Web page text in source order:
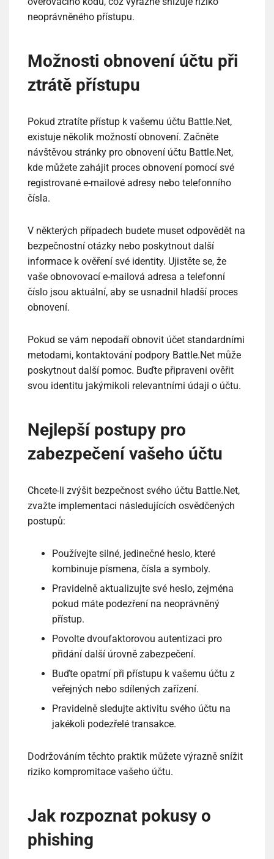
neoprávněného přístupu.
Možnosti obnovení účtu při
ztrátě přístupu
Pokud ztratíte přístup k vašemu účtu Battle.Net,
existuje několik možností obnovení. Začněte
návštěvou stránky pro obnovení účtu Battle.Net,
kde můžete zahájit proces obnovení pomocí své
registrované e-mailové adresy nebo telefonního
čísla.
V některých případech budete muset odpovědět na
bezpečnostní otázky nebo poskytnout další
informace k ověření své identity. Ujistěte se, že
vaše obnovovací e-mailová adresa a telefonní
číslo jsou aktuální, aby se usnadnil hladší proces
obnovení.
Pokud se vám nepodaří obnovit účet standardními
metodami, kontaktování podpory Battle.Net může
poskytnout další pomoc. Buďte připraveni ověřit
svou identitu jakýmikoli relevantními údaji o účtu.
Nejlepší postupy pro
zabezpečení vašeho účtu
Chcete-li zvýšit bezpečnost svého účtu Battle.Net,
zvažte implementaci následujících osvědčených
postupů:
Používejte silné, jedinečné heslo, které
kombinuje písmena, čísla a symboly.
Pravidelně aktualizujte své heslo, zejména
pokud máte podezření na neoprávněný
přístup.
Povolte dvoufaktorovou autentizaci pro
přidání další úrovně zabezpečení.
Buďte opatrní při přístupu k vašemu účtu z
veřejných nebo sdílených zařízení.
Pravidelně sledujte aktivitu svého účtu na
jakékoli podezřelé transakce.
Dodržováním těchto praktik můžete výrazně snížit
riziko kompromitace vašeho účtu.
Jak rozpoznat pokusy o
phishing